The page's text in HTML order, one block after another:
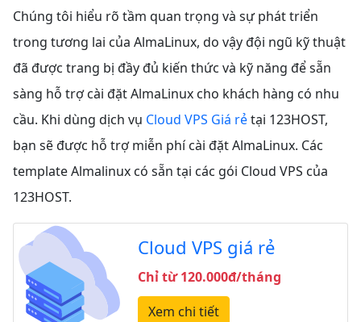
Chúng tôi hiểu rõ tầm quan trọng và sự phát triển
trong tương lai của AlmaLinux, do vậy đội ngũ kỹ thuật
đã được trang bị đầy đủ kiến thức và kỹ năng để sẵn
sàng hỗ trợ cài đặt AlmaLinux cho khách hàng có nhu
cầu. Khi dùng dịch vụ Cloud VPS Giá rẻtại 123HOST,
bạn sẽ được hỗ trợ miễn phí cài đặt AlmaLinux. Các
template Almalinux có sẵn tại các gói Cloud VPS của
123HOST.
Cloud VPS giá rẻ
Chỉ từ 120.000đ/tháng
Xem chi tiết